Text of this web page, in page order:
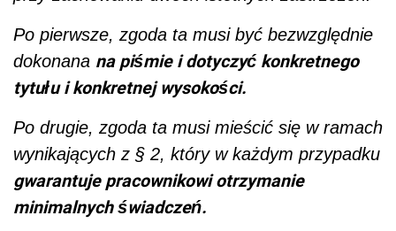
Po pierwsze, zgoda ta musi być bezwzględnie
dokonana na piśmie i dotyczyć konkretnego
tytułu i konkretnej wysokości.
Po drugie, zgoda ta musi mieścić się w ramach
wynikających z § 2, który w każdym przypadku
gwarantuje pracownikowi otrzymanie
minimalnych świadczeń.